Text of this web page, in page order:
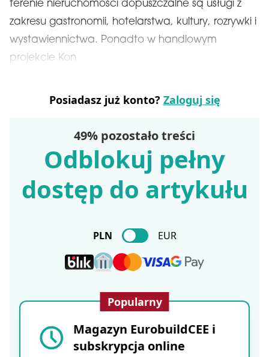
terenie nieruchomości dopuszczalne są usługi z
zakresu gastronomii, hotelarstwa, kultury, rozrywki i
wystawiennictwa. Ponadto w handlowym
projekcie Kon
Posiadasz już konto? Zaloguj się
49% pozostało treści
Odblokuj pełny
dostęp do artykułu
PLN EUR
Popularny
Magazyn EurobuildCEE i
subskrypcja online